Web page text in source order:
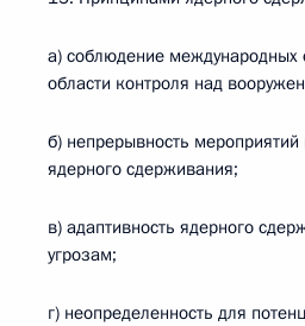
а) соблюдение международных
области контроля над
б) непрерывность
ядерного сдерживания;
в) адаптивность ядерного
угрозам;
г) неопределенность для